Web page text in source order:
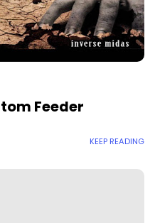
Feeder
KEEP READING